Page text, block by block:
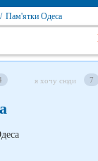
/ Пам'ятки Одеса
я хочу сюди 7